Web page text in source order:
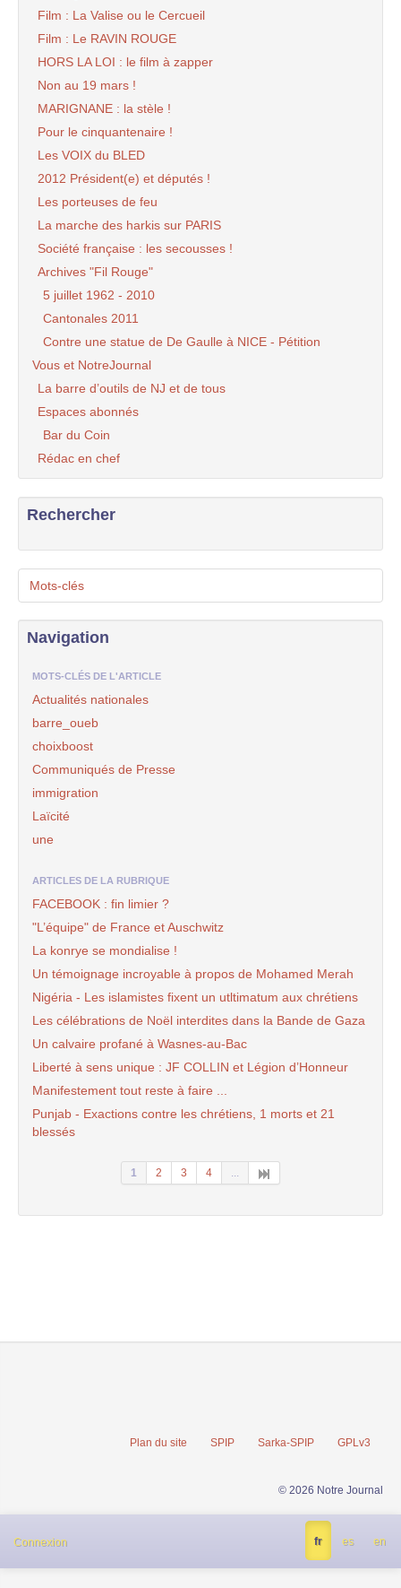
Film : La Valise ou le Cercueil
Film : Le RAVIN ROUGE
HORS LA LOI : le film à zapper
Non au 19 mars !
MARIGNANE : la stèle !
Pour le cinquantenaire !
Les VOIX du BLED
2012 Président(e) et députés !
Les porteuses de feu
La marche des harkis sur PARIS
Société française : les secousses !
Archives "Fil Rouge"
5 juillet 1962 - 2010
Cantonales 2011
Contre une statue de De Gaulle à NICE - Pétition
Vous et NotreJournal
La barre d’outils de NJ et de tous
Espaces abonnés
Bar du Coin
Rédac en chef
Rechercher
Mots-clés
Navigation
MOTS-CLÉS DE L'ARTICLE
Actualités nationales
barre_oueb
choixboost
Communiqués de Presse
immigration
Laïcité
une
ARTICLES DE LA RUBRIQUE
FACEBOOK : fin limier ?
"L’équipe" de France et Auschwitz
La konrye se mondialise !
Un témoignage incroyable à propos de Mohamed Merah
Nigéria - Les islamistes fixent un utltimatum aux chrétiens
Les célébrations de Noël interdites dans la Bande de Gaza
Un calvaire profané à Wasnes-au-Bac
Liberté à sens unique : JF COLLIN et Légion d’Honneur
Manifestement tout reste à faire ...
Punjab - Exactions contre les chrétiens, 1 morts et 21
blessés
1 2 3 4 ...
Plan du site SPIP Sarka-SPIP GPLv3
© 2026 Notre Journal
Connexion fr es en